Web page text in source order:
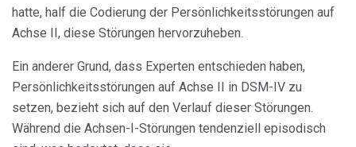
hatte, half die Codierung der Persönlichkeitsstörungen auf
Achse II, diese Störungen hervorzuheben.
Ein anderer Grund, dass Experten entschieden haben,
Persönlichkeitsstörungen auf Achse II in DSM-IV zu
setzen, bezieht sich auf den Verlauf dieser Störungen.
Während die Achsen-I-Störungen tendenziell episodisch